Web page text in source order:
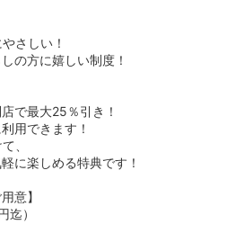
さしい！
の方に嬉しい制度！
で最大25％引き！
用できます！
、
に楽しめる特典です！
意】
迄）